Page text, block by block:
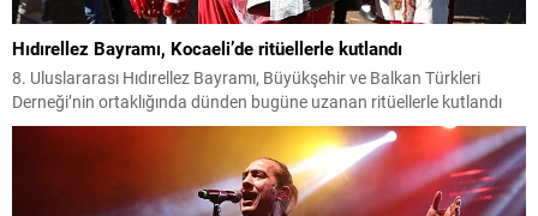
Hıdırellez Bayramı, Kocaeli’de ritüellerle kutlandı
8. Uluslararası Hıdırellez Bayramı, Büyükşehir ve Balkan Türkleri
Derneği’nin ortaklığında dünden bugüne uzanan ritüellerle kutlandı